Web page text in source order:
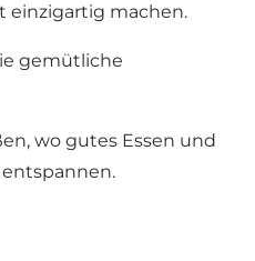
einzigartig machen.
gemütliche
wo gutes Essen und